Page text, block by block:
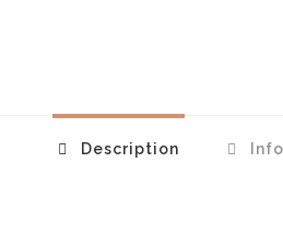
Description